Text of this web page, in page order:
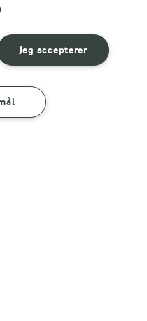
INGREDIENSER
Jeg accepterer